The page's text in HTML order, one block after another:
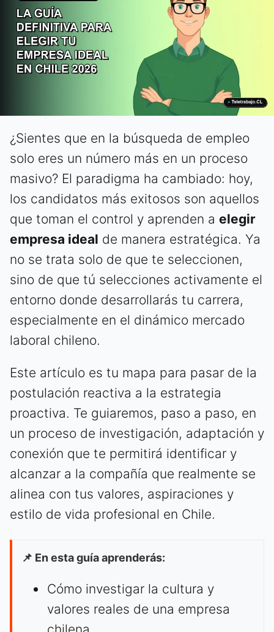
¿Sientes que en la búsqueda de empleo
solo eres un número más en un proceso
masivo? El paradigma ha cambiado: hoy,
los candidatos más exitosos son aquellos
que toman el control y aprenden a elegir
empresa ideal de manera estratégica. Ya
no se trata solo de que te seleccionen,
sino de que tú selecciones activamente el
entorno donde desarrollarás tu carrera,
especialmente en el dinámico mercado
laboral chileno.
Este artículo es tu mapa para pasar de la
postulación reactiva a la estrategia
proactiva. Te guiaremos, paso a paso, en
un proceso de investigación, adaptación y
conexión que te permitirá identificar y
alcanzar a la compañía que realmente se
alinea con tus valores, aspiraciones y
estilo de vida profesional en Chile.
📌 En esta guía aprenderás:
Cómo investigar la cultura y
valores reales de una empresa